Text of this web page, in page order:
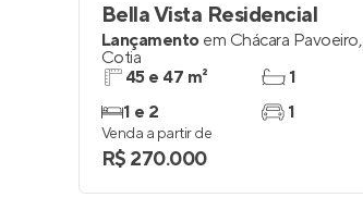
Bella Vista Residencial
Lançamento em Chácara Pavoeiro,
Cotia
45 e 47 m²
1 e 2
1
1
Venda a partir de
R$ 270.000